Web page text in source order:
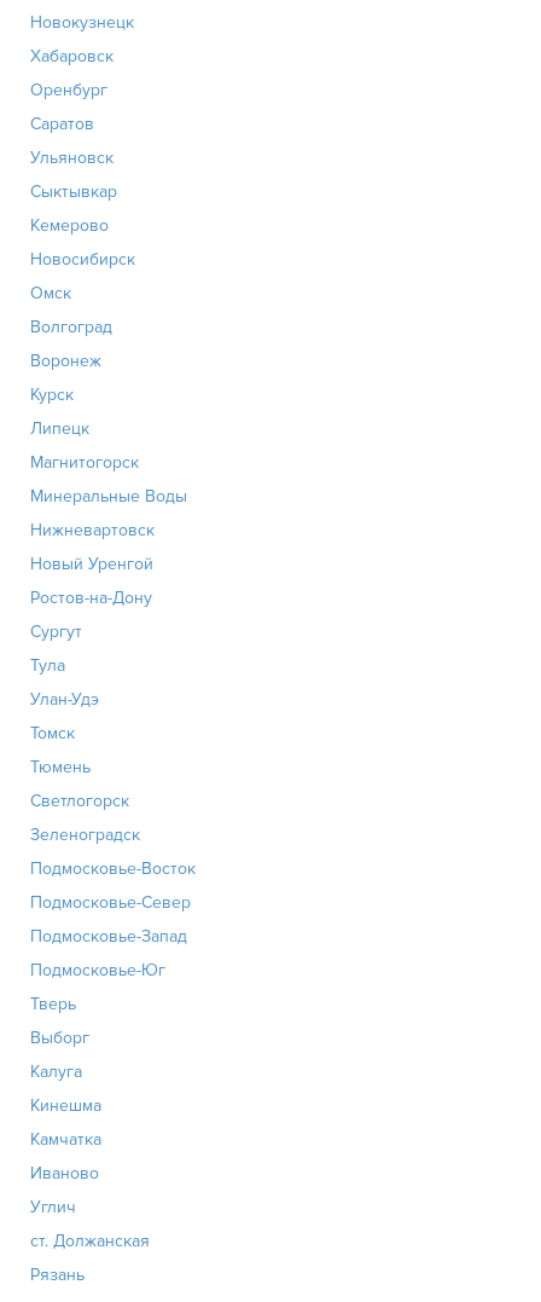
Новокузнецк
Хабаровск
Оренбург
Саратов
Ульяновск
Сыктывкар
Кемерово
Новосибирск
Омск
Волгоград
Воронеж
Курск
Липецк
Магнитогорск
Минеральные Воды
Нижневартовск
Новый Уренгой
Ростов-на-Дону
Сургут
Тула
Улан-Удэ
Томск
Тюмень
Светлогорск
Зеленоградск
Подмосковье-Восток
Подмосковье-Север
Подмосковье-Запад
Подмосковье-Юг
Тверь
Выборг
Калуга
Кинешма
Камчатка
Иваново
Углич
ст. Должанская
Рязань